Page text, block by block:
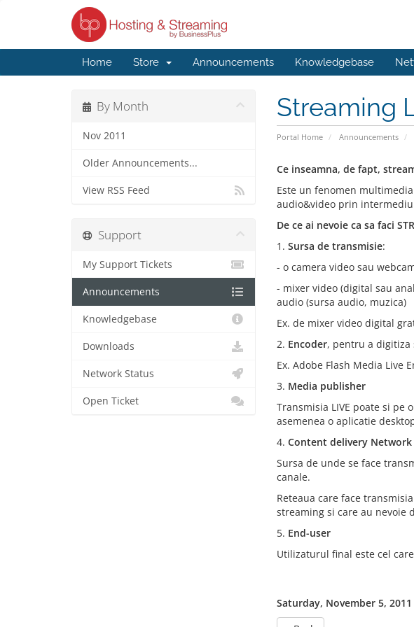
Home Store Announcements Knowledgebase
Streaming
Portal Home Announcements
By Month
Nov 2011
Older Announcements...
View RSS Feed
Ce inseamna, de fapt,
Este un fenomen
audio&video prin
De ce ai nevoie ca sa faci
1. Sursa de transmisie:
- o camera video sau
- mixer video (digital sau
audio (sursa audio, muzica)
Ex. de mixer video digital
2. Encoder, pentru a digitiza
Ex. Adobe Flash Media Live
3. Media publisher
Transmisia LIVE poate si
asemenea o aplicatie
4. Content delivery Network
Sursa de unde se face
canale.
Reteaua care face
streaming si care au nevoie
5. End-user
Utilizaturul final este cel
Saturday, November 5, 2011
Support
My Support Tickets
Announcements
Knowledgebase
Downloads
Network Status
Open Ticket